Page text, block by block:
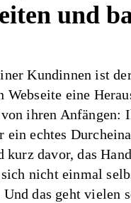
und
Kundinnen ist
Webseite eine
ihren Anfängen:
ein echtes
davor, das
nicht einmal
Und das geht vielen